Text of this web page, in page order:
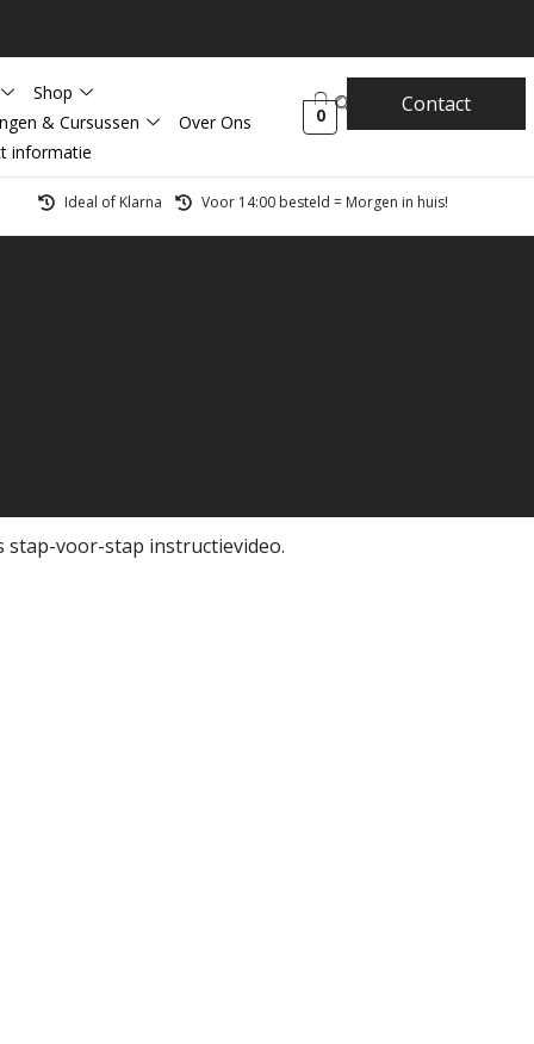
Shop
& Cursussen
Over Ons
informatie
0 Contact
Ideal of Klarna Voor 14:00 besteld = Morgen in huis!
stap-voor-stap instructievideo.